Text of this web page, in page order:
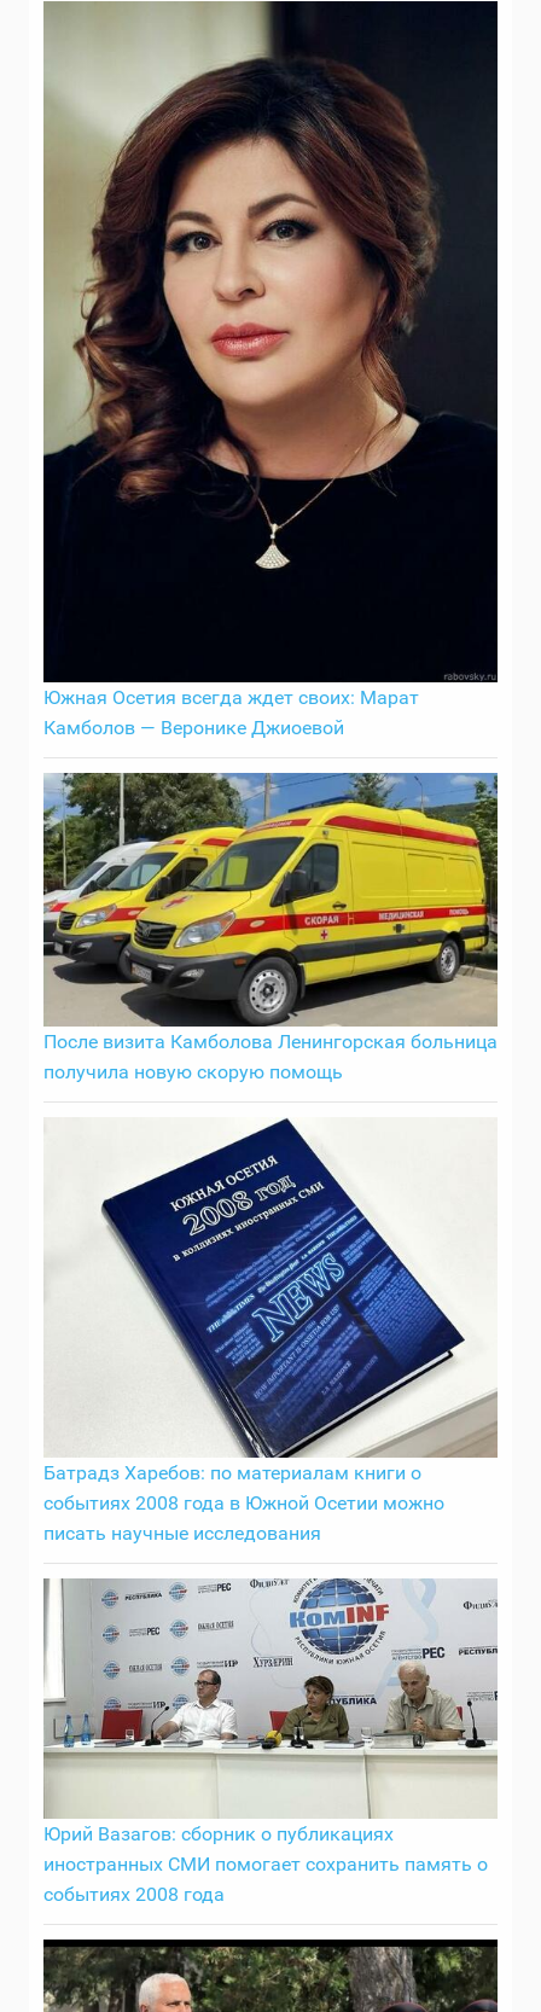
Южная Осетия всегда ждет своих: Марат
Камболов — Веронике Джиоевой
После визита Камболова Ленингорская больница
получила новую скорую помощь
Батрадз Харебов: по материалам книги о
событиях 2008 года в Южной Осетии можно
писать научные исследования
Юрий Вазагов: сборник о публикациях
иностранных СМИ помогает сохранить память о
событиях 2008 года